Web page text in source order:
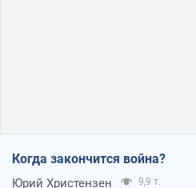
Когда закончится война?
Юрий Христензен 9,9 т.